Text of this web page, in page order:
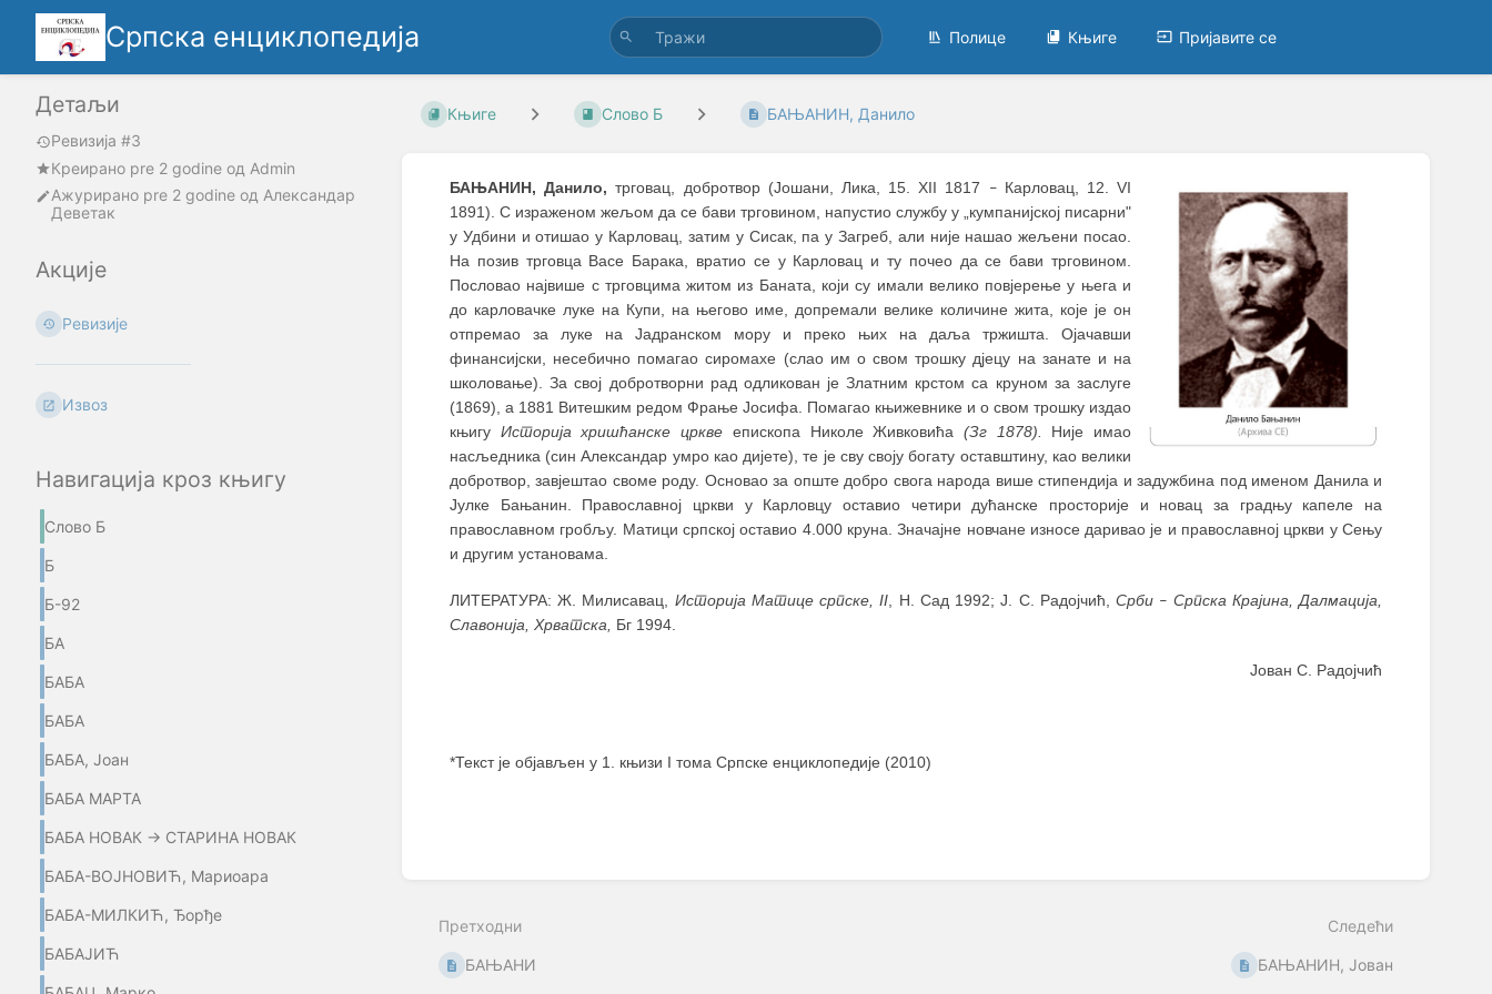
Српска енциклопедија Полице Књиге Пријавите се
Детаљи
Ревизија #3
Креирано pre 2 godine oд Admin
Ажурирано pre 2 godine од Александар
Деветак
Акције
Ревизије
Извоз
Навигација кроз књигу
Слово Б
Б
Б-92
БА
БАБА
БАБА
БАБА, Јоан
БАБА МАРТА
БАБА НОВАК → СТАРИНА НОВАК
БАБА-ВОЈНОВИЋ, Мариоара
БАБА-МИЛКИЋ, Ђорђе
БАБАЈИЋ
Књиге Слово Б БАЊАНИН, Данило
БАЊАНИН, Данило, трговац, добротвор (Јошани, Лика, 15. XII 1817 –Карловац, 12. VI
1891). С израженом жељом да се бави трговином, напустио службу у „кумпанијској писарни"
у Удбини и отишао у Карловац, затим у Сисак, па у Загреб, али није нашао жељени посао.
На позив трговца Васе Барака, вратио се у Карловац и ту почео да се бави трговином.
Пословао највише с трговцима житом из Баната, који су имали велико повјерење у њега и
до карловачке луке на Купи, на његово име, допремали велике количине жита, које је он
отпремао за луке на Јадранском мору и преко њих на даља тржишта. Ојачавши
финансијски, несебично помагао сиромахе (слао им о свом трошку дјецу на занате и на
школовање). За свој добротворни рад одликован је Златним крстом са круном за заслуге
(1869), а 1881 Витешким редом Фрање Јосифа. Помагао књижевнике и о свом трошку издао
књигу Историја хришћанске цркве епископа Николе Живковића (Зг 1878).
Није имао
насљедника (син Александар умро као дијете), те је сву своју богату оставштину, као велики
добротвор, завјештао своме роду. Основао за опште добро свога народа више стипендија и задужбина под именом Данила и
Јулке Бањанин. Православној цркви у Карловцу оставио четири дућанске просторије и новац за градњу капеле на
православном гробљу. Матици српској оставио 4.000 круна. Значајне новчане износе даривао је и православној цркви у Сењу
и другим установама.
ЛИТЕРАТУРА: Ж. Милисавац, Историја Матице српске, II , Н. Сад 1992; Ј. С. Радојчић,Срби – Српска Крајина, Далмација,
Славонија, Хрватска,
Бг 1994.
Јован С. Радојчић
*Текст је објављен у 1. књизи I тома Српске енциклопедије (2010)
Претходни
БАЊАНИ
Следећи
БАЊАНИН, Јован